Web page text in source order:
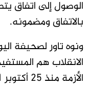
الوصول إلى اتفاق
بالاتفاق ومضمونه.
ونوه تاور لصحيفة
الانقلاب هم
الأزمة منذ 25 أكتوبر 2021.